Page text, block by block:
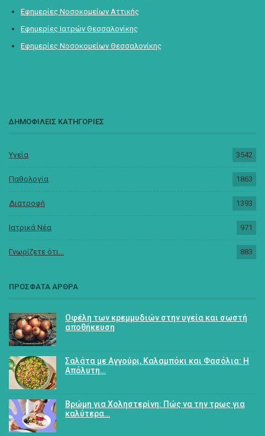
Εφημερίες Νοσοκομείων Αττικής
Εφημερίες Ιατρών Θεσσαλονίκης
Εφημερίες Νοσοκομείων Θεσσαλονίκης
ΔΗΜΟΦΙΛΕΙΣ ΚΑΤΗΓΟΡΙΕΣ
Υγεία 3542
Παθολογία 1863
Διατροφή 1393
Ιατρικά Νέα 971
Γνωρίζετε ότι... 883
ΠΡΟΣΦΑΤΑ ΑΡΘΡΑ
Οφέλη των κρεμμυδιών στην υγεία και σωστή
αποθήκευση
Σαλάτα με Αγγούρι, Καλαμπόκι και Φασόλια: Η
Απόλυτη…
Βρώμη για Χοληστερίνη: Πώς να την τρως για
καλύτερα…